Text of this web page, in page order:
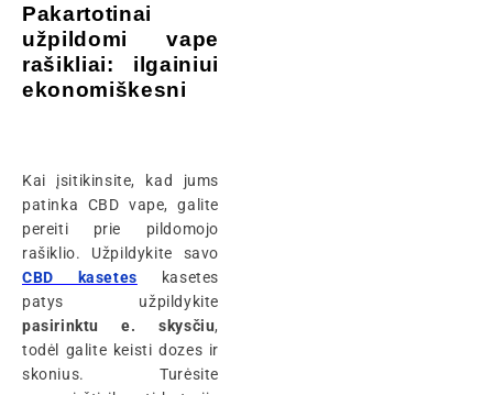
Pakartotinai
užpildomi vape
rašikliai: ilgainiui
ekonomiškesni
Kai įsitikinsite, kad jums
patinka CBD vape, galite
pereiti prie pildomojo
rašiklio. Užpildykite savo
CBD kasetes kasetes
patys užpildykite
pasirinktu e. skysčiu,
todėl galite keisti dozes ir
skonius. Turėsite